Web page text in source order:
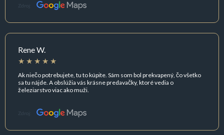
Zdroj:
Rene W.
Ak niečo potrebujete, tu to kúpite. Sám som bol prekvapený, čo všetko
sa tu nájde. A obslúžia vás krásne predavačky, ktoré vedia o
železiarstvo viac ako muži.
Zdroj: